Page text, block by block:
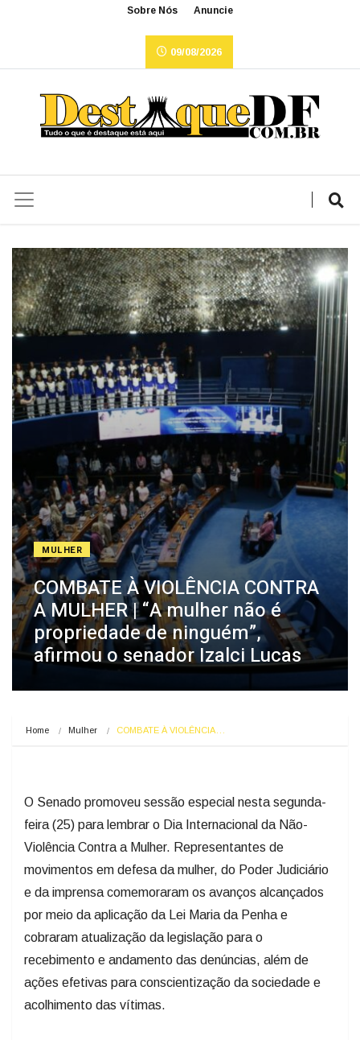
Sobre Nós Anuncie
09/08/2026
MULHER
COMBATE À VIOLÊNCIA CONTRA
A MULHER | “A mulher não é
propriedade de ninguém”,
afirmou o senador Izalci Lucas
Home Mulher COMBATE À VIOLÊNCIA…
O Senado promoveu sessão especial nesta segunda-
feira (25) para lembrar o Dia Internacional da Não-
Violência Contra a Mulher. Representantes de
movimentos em defesa da mulher, do Poder Judiciário
e da imprensa comemoraram os avanços alcançados
por meio da aplicação da Lei Maria da Penha e
cobraram atualização da legislação para o
recebimento e andamento das denúncias, além de
ações efetivas para conscientização da sociedade e
acolhimento das vítimas.